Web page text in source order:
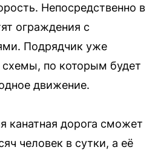
Непосредственно в
ограждения с
Подрядчик уже
по которым будет
движение.
канатная дорога сможет
человек в сутки, а её